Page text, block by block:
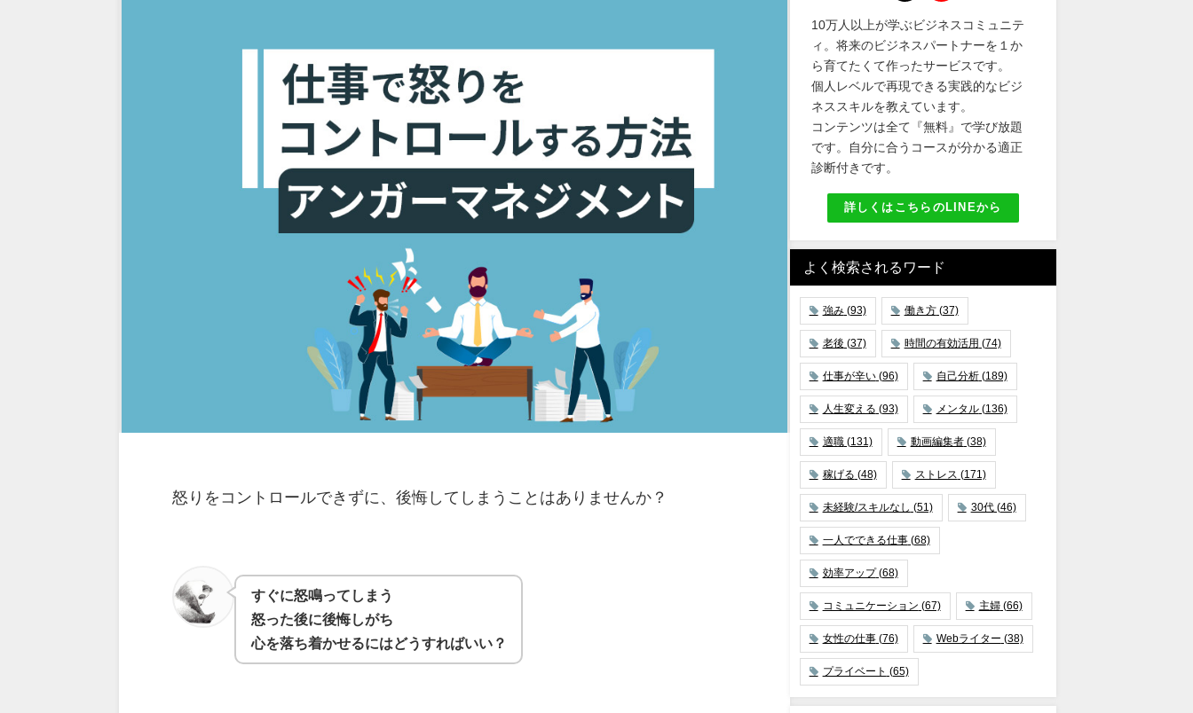
怒りをコントロールできずに、後悔してしまうことはありませんか？
すぐに怒鳴ってしまう
怒った後に後悔しがち
心を落ち着かせるにはどうすればいい？
10万人以上が学ぶビジネスコミュニテ
ィ。将来のビジネスパートナーを１か
ら育てたくて作ったサービスです。
個人レベルで再現できる実践的なビジ
ネススキルを教えています。
コンテンツは全て『無料』で学び放題
です。自分に合うコースが分かる適正
診断付きです。
詳しくはこちらのLINEから
よく検索されるワード
強み(93) 働き方(37)
老後 (37) 時間の有効活用 (74)
仕事が辛い(96) 自己分析(189)
人生変える (93) メンタル(136)
適職(131) 動画編集者(38)
稼げる (48) ストレス (171)
未経験/スキルなし (51) 30代(46)
一人でできる仕事(68)
効率アップ(68)
コミュニケーション (67) 主婦(66)
女性の仕事(76) Webライター (38)
プライベート (65)